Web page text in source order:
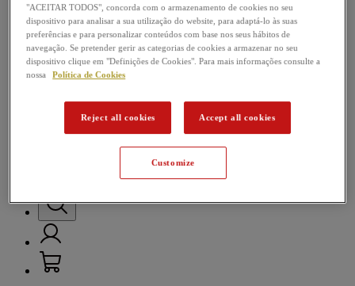
Nossas cervejas
Passatempos
Música
"ACEITAR TODOS", concorda com o armazenamento de cookies no seu
dispositivo para analisar a sua utilização do website, para adaptá-lo às suas
preferências e para personalizar conteúdos com base nos seus hábitos de
navegação. Se pretender gerir as categorias de cookies a armazenar no seu
dispositivo clique em "Definições de Cookies". Para mais informações consulte a
nossa
Política de Cookies
Reject all cookies Accept all cookies
Customize